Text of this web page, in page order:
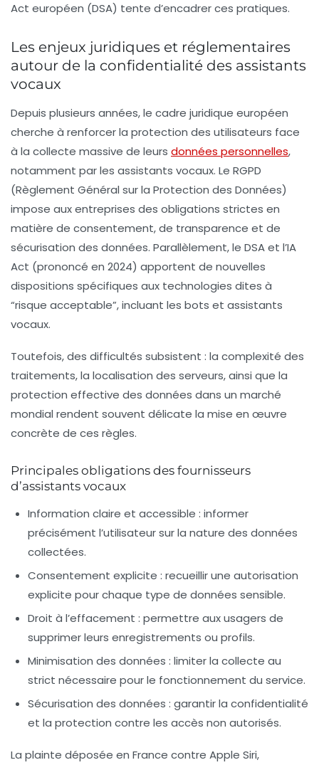
Act européen (DSA) tente d’encadrer ces pratiques.
Les enjeux juridiques et réglementaires
autour de la confidentialité des assistants
vocaux
Depuis plusieurs années, le cadre juridique européen
cherche à renforcer la protection des utilisateurs face
à la collecte massive de leurs données personnelles,
notamment par les assistants vocaux. Le RGPD
(Règlement Général sur la Protection des Données)
impose aux entreprises des obligations strictes en
matière de consentement, de transparence et de
sécurisation des données. Parallèlement, le DSA et l’IA
Act (prononcé en 2024) apportent de nouvelles
dispositions spécifiques aux technologies dites à
“risque acceptable”, incluant les bots et assistants
vocaux.
Toutefois, des difficultés subsistent : la complexité des
traitements, la localisation des serveurs, ainsi que la
protection effective des données dans un marché
mondial rendent souvent délicate la mise en œuvre
concrète de ces règles.
Principales obligations des fournisseurs
d’assistants vocaux
Information claire et accessible : informer
précisément l’utilisateur sur la nature des données
collectées.
Consentement explicite : recueillir une autorisation
explicite pour chaque type de données sensible.
Droit à l’effacement : permettre aux usagers de
supprimer leurs enregistrements ou profils.
Minimisation des données : limiter la collecte au
strict nécessaire pour le fonctionnement du service.
Sécurisation des données : garantir la confidentialité
et la protection contre les accès non autorisés.
La plainte déposée en France contre Apple Siri,